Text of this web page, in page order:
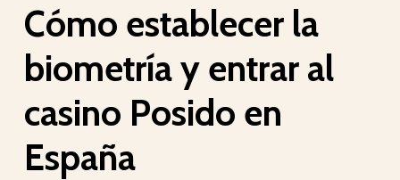
Cómo establecer la
biometría y entrar al
casino Posido en
España